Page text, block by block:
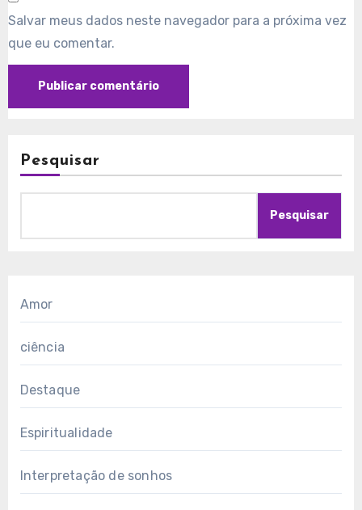
Salvar meus dados neste navegador para a próxima vez
que eu comentar.
Pesquisar
Pesquisar
Amor
ciência
Destaque
Espiritualidade
Interpretação de sonhos